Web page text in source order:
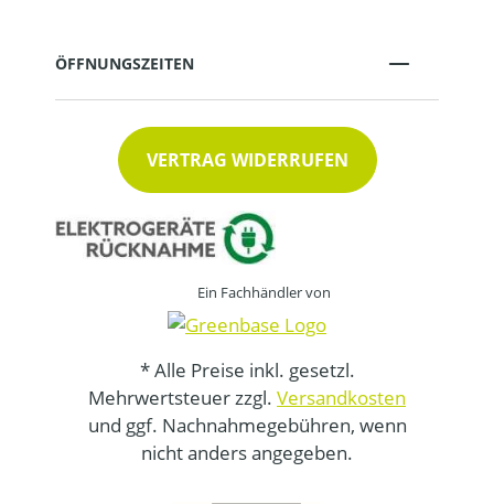
ÖFFNUNGSZEITEN
VERTRAG WIDERRUFEN
Ein Fachhändler von
* Alle Preise inkl. gesetzl.
Mehrwertsteuer zzgl. Versandkosten
und ggf. Nachnahmegebühren, wenn
nicht anders angegeben.